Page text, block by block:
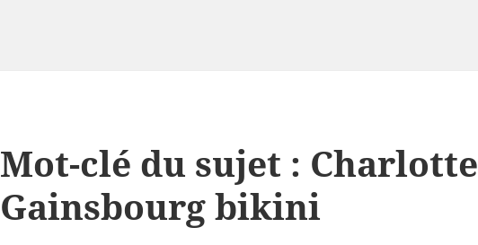
Mot-clé du sujet : Charlotte
Gainsbourg bikini